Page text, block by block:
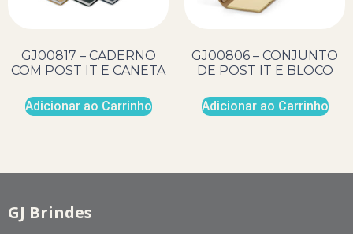
GJ00817 – CADERNO
COM POST IT E CANETA
Adicionar ao Carrinho
GJ00806 – CONJUNTO
DE POST IT E BLOCO
Adicionar ao Carrinho
GJ Brindes